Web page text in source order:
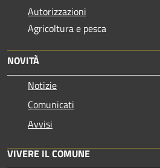
Autorizzazioni
Agricoltura e pesca
NOVITÀ
Notizie
Comunicati
Avvisi
VIVERE IL COMUNE